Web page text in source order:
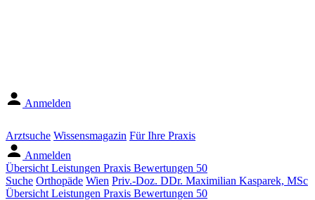
Anmelden
Arztsuche Wissensmagazin Für Ihre Praxis
Anmelden
Übersicht Leistungen Praxis Bewertungen 50
Suche Orthopäde Wien Priv.-Doz. DDr. Maximilian Kasparek, MSc
Übersicht Leistungen Praxis Bewertungen 50